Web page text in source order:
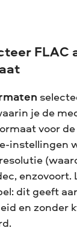
FLAC
je de
voor
instellingen
enzovoort.
dit geeft
en zonder